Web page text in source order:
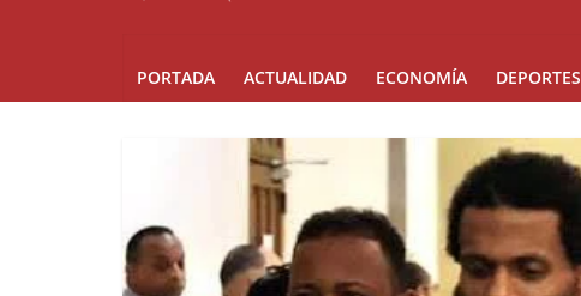
PORTADA ACTUALIDAD ECONOMÍA DEPORTES